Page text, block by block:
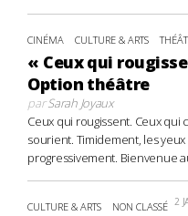
CINÉMA CULTURE & ARTS
« Ceux qui
Option théâtre
parSarah Joyaux
Ceux qui rougissent. Ceux
sourient. Timidement, les
progressivement. Bienvenue
CULTURE & ARTS NON CLASSÉ 2